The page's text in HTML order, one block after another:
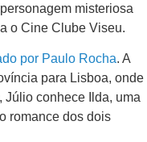
misteriosa
o Cine Clube Viseu.
por Paulo Rocha. A
para Lisboa, onde
Júlio conhece Ilda, uma
romance dos dois